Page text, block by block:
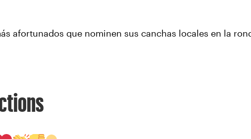
afortunados que nominen sus canchas locales en la